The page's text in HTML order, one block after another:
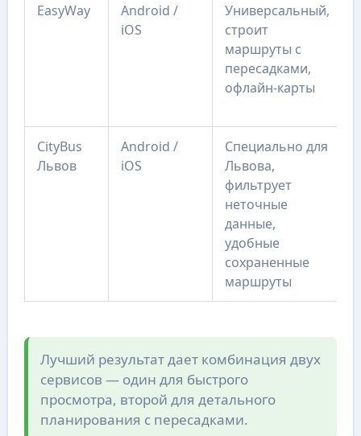
EasyWay
Android /
iOS
Универсальный,
строит
маршруты с
пересадками,
офлайн-карты
CityBus
Львов
Android /
iOS
Специально для
Львова,
фильтрует
неточные
данные,
удобные
сохраненные
маршруты
Лучший результат дает комбинация двух
сервисов — один для быстрого
просмотра, второй для детального
планирования с пересадками.